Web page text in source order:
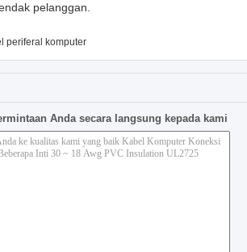
pelanggan.
periferal komputer
Anda secara langsung kepada kami